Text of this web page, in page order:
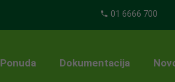
01 6666 700
Ponuda Dokumentacija